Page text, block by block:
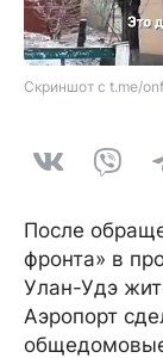
Скриншот с t.me/
После
фронта» в
Улан-Удэ
Аэропорт